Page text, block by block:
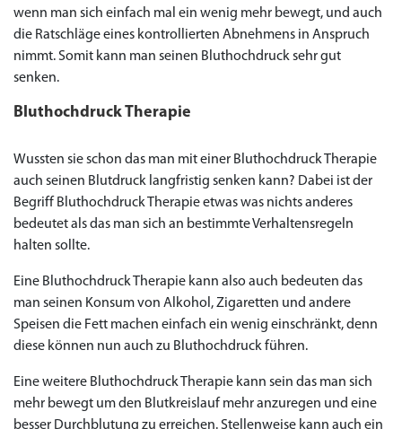
wenn man sich einfach mal ein wenig mehr bewegt, und auch
die Ratschläge eines kontrollierten Abnehmens in Anspruch
nimmt. Somit kann man seinen Bluthochdruck sehr gut
senken.
Bluthochdruck Therapie
Wussten sie schon das man mit einer Bluthochdruck Therapie
auch seinen Blutdruck langfristig senken kann? Dabei ist der
Begriff Bluthochdruck Therapie etwas was nichts anderes
bedeutet als das man sich an bestimmte Verhaltensregeln
halten sollte.
Eine Bluthochdruck Therapie kann also auch bedeuten das
man seinen Konsum von Alkohol, Zigaretten und andere
Speisen die Fett machen einfach ein wenig einschränkt, denn
diese können nun auch zu Bluthochdruck führen.
Eine weitere Bluthochdruck Therapie kann sein das man sich
mehr bewegt um den Blutkreislauf mehr anzuregen und eine
besser Durchblutung zu erreichen. Stellenweise kann auch ein